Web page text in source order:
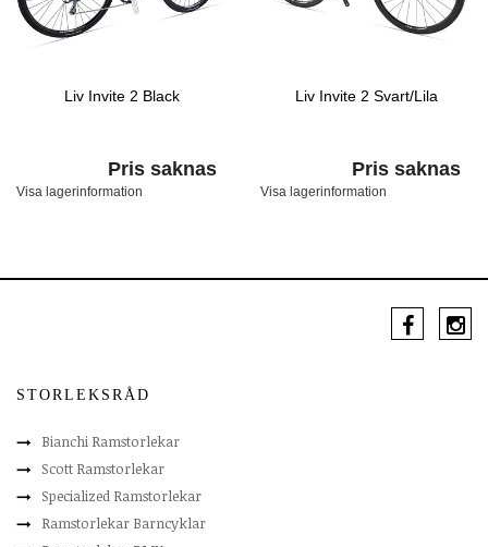
Liv Invite 2 Black
Pris saknas
Visa lagerinformation
Liv Invite 2 Svart/Lila
Pris saknas
Visa lagerinformation
STORLEKSRÅD
Bianchi Ramstorlekar
Scott Ramstorlekar
Specialized Ramstorlekar
Ramstorlekar Barncyklar